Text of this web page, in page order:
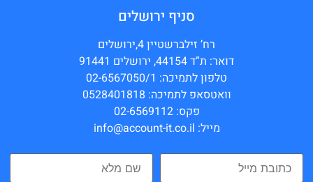
סניף ירושלים
רח’ זילברשטיין 4,ירושלים
דואר: ת”ד 44154, ירושלים 91441
טלפון לתמיכה: 02-6567050/1
וואטסאפ לתמיכה: 0528401818
פקס: 02-6569112
מייל: info@account-it.co.il